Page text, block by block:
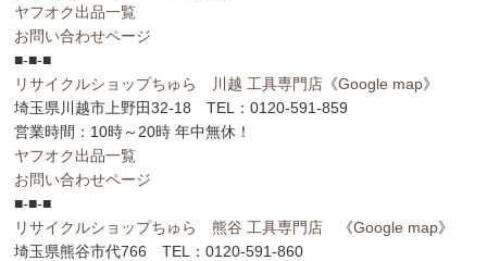
ヤフオク出品一覧
お問い合わせページ
■-■-■
リサイクルショップちゅら 川越 工具専門店 《Google map》
埼玉県川越市上野田32-18 TEL：0120-591-859
営業時間：10時～20時 年中無休！
ヤフオク出品一覧
お問い合わせページ
■-■-■
リサイクルショップちゅら 熊谷 工具専門店 《Google map》
埼玉県熊谷市代766 TEL：0120-591-860